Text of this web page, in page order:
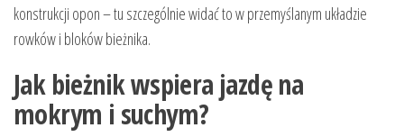
konstrukcji opon – tu szczególnie widać to w przemyślanym układzie
rowków i bloków bieżnika.
Jak bieżnik wspiera jazdę na
mokrym i suchym?